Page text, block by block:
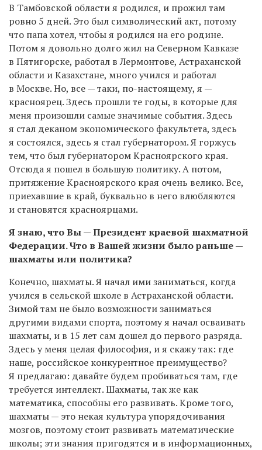
В Тамбовской области я родился, и прожил там
ровно 5 дней. Это был символический акт, потому
что папа хотел, чтобы я родился на его родине.
Потом я довольно долго жил на Северном Кавказе
в Пятигорске, работал в Лермонтове, Астраханской
области и Казахстане, много учился и работал
в Москве. Но, все — таки, по-настоящему, я —
красноярец. Здесь прошли те годы, в которые для
меня произошли самые значимые события. Здесь
я стал деканом экономического факультета, здесь
я состоялся, здесь я стал губернатором. Я горжусь
тем, что был губернатором Красноярского края.
Отсюда я пошел в большую политику. А потом,
притяжение Красноярского края очень велико. Все,
приехавшие в край, буквально в него влюбляются
и становятся красноярцами.
Я знаю, что Вы — Президент краевой шахматной
Федерации. Что в Вашей жизни было раньше —
шахматы или политика?
Конечно, шахматы. Я начал ими заниматься, когда
учился в сельской школе в Астраханской области.
Зимой там не было возможности заниматься
другими видами спорта, поэтому я начал осваивать
шахматы, и в 15 лет сам дошел до первого разряда.
Здесь у меня целая философия, и я скажу так: где
наше, российское конкурентное преимущество?
Я предлагаю: давайте будем пробиваться там, где
требуется интеллект. Шахматы, так же как
математика, способны его развивать. Кроме того,
шахматы — это некая культура упорядочивания
мозгов, поэтому стоит развивать математические
школы; эти знания пригодятся и в информационных,